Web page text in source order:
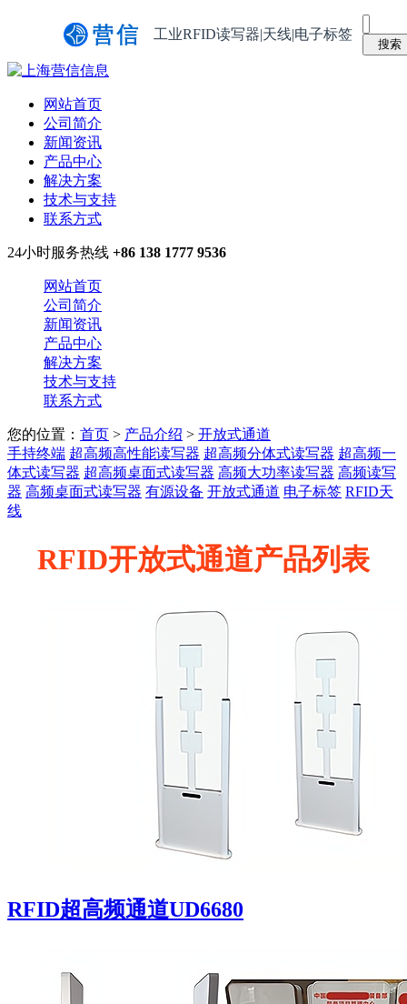
工业RFID读写器|天线|电子标签
网站首页
公司简介
新闻资讯
产品中心
解决方案
技术与支持
联系方式
24小时服务热线 +86 138 1777 9536
网站首页
公司简介
新闻资讯
产品中心
解决方案
技术与支持
联系方式
您的位置： 首页 > 产品介绍 > 开放式通道
手持终端 超高频高性能读写器 超高频分体式读写器 超高频一
体式读写器 超高频桌面式读写器 高频大功率读写器 高频读写
器 高频桌面式读写器 有源设备 开放式通道 电子标签 RFID天
线
RFID开放式通道产品列表
RFID超高频通道UD6680